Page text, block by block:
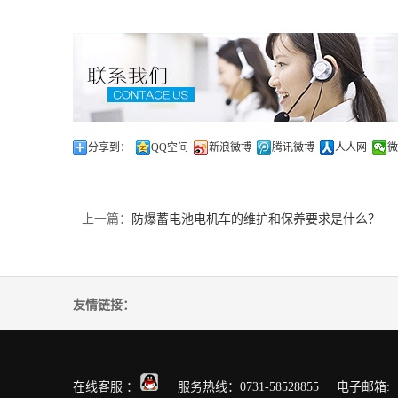
分享到： QQ空间 新浪微博 腾讯微博 人人网
上一篇： 防爆蓄电池电机车的维护和保养要求是什么？
友情链接：
在线客服 ： 服务热线：0731-58528855 电子邮箱: